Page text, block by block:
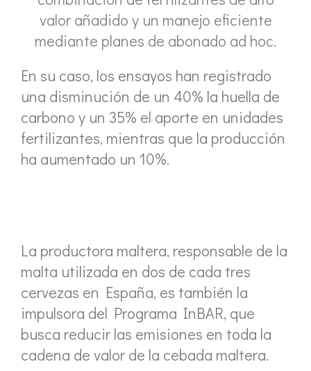
valor añadido y un manejo eficiente
mediante planes de abonado ad hoc.
En su caso, los ensayos han registrado
una disminución de un 40% la huella de
carbono y un 35% el aporte en unidades
fertilizantes, mientras que la producción
ha aumentado un 10%.
La productora maltera, responsable de la
malta utilizada en dos de cada tres
cervezas en España, es también la
impulsora del Programa InBAR, que
busca reducir las emisiones en toda la
cadena de valor de la cebada maltera.